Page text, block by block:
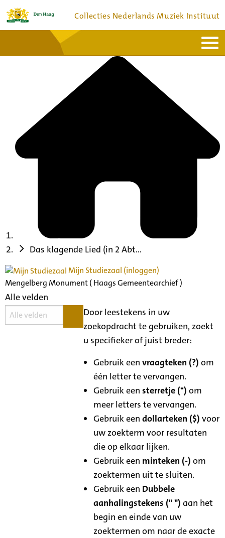
Collecties Nederlands Muziek Instituut
Bronnen en collecties
Das klagende Lied (in 2 Abt...
Mijn Studiezaal (inloggen)
Mengelberg Monument ( Haags Gemeentearchief )
Alle velden
Door leestekens in uw
zoekopdracht te gebruiken, zoekt
u specifieker of juist breder:
Gebruik eenvraagteken (?) om
één letter te vervangen.
Gebruik eensterretje (*) om
meer letters te vervangen.
Gebruik eendollarteken ($) voor
uw zoekterm voor resultaten
die op elkaar lijken.
Gebruik een minteken (-) om
zoektermen uit te sluiten.
Gebruik een Dubbele
aanhalingstekens (" ") aan het
begin en einde van uw
zoektermen om naar de exacte